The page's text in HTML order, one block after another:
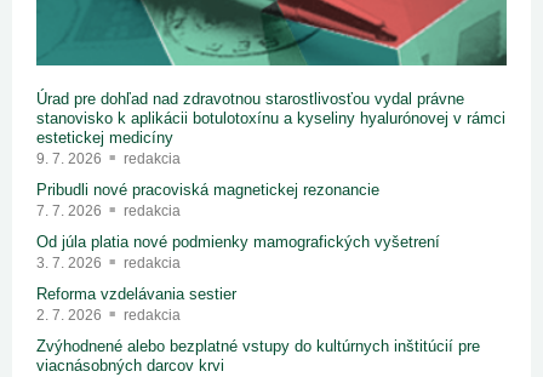
Úrad pre dohľad nad zdravotnou starostlivosťou vydal právne
stanovisko k aplikácii botulotoxínu a kyseliny hyalurónovej v rámci
estetickej medicíny
9. 7. 2026 redakcia
Pribudli nové pracoviská magnetickej rezonancie
7. 7. 2026 redakcia
Od júla platia nové podmienky mamografických vyšetrení
3. 7. 2026 redakcia
Reforma vzdelávania sestier
2. 7. 2026 redakcia
Zvýhodnené alebo bezplatné vstupy do kultúrnych inštitúcií pre
viacnásobných darcov krvi